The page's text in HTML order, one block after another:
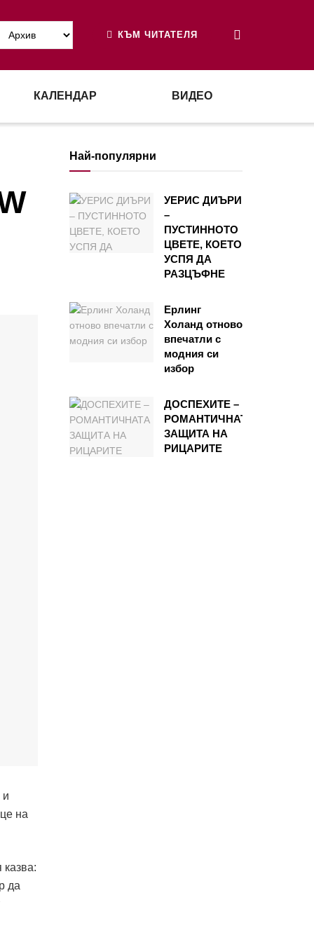
КЪМ ЧИТАТЕЛЯ
КАЛЕНДАР ВИДЕО
и
на
да
Най-популярни
УЕРИС ДИЪРИ
–
ПУСТИННОТО
ЦВЕТЕ, КОЕТО
УСПЯ ДА
РАЗЦЪФНЕ
Ерлинг
Холанд отново
впечатли с
модния си
избор
ДОСПЕХИТЕ –
РОМАНТИЧНАТА
ЗАЩИТА НА
РИЦАРИТЕ